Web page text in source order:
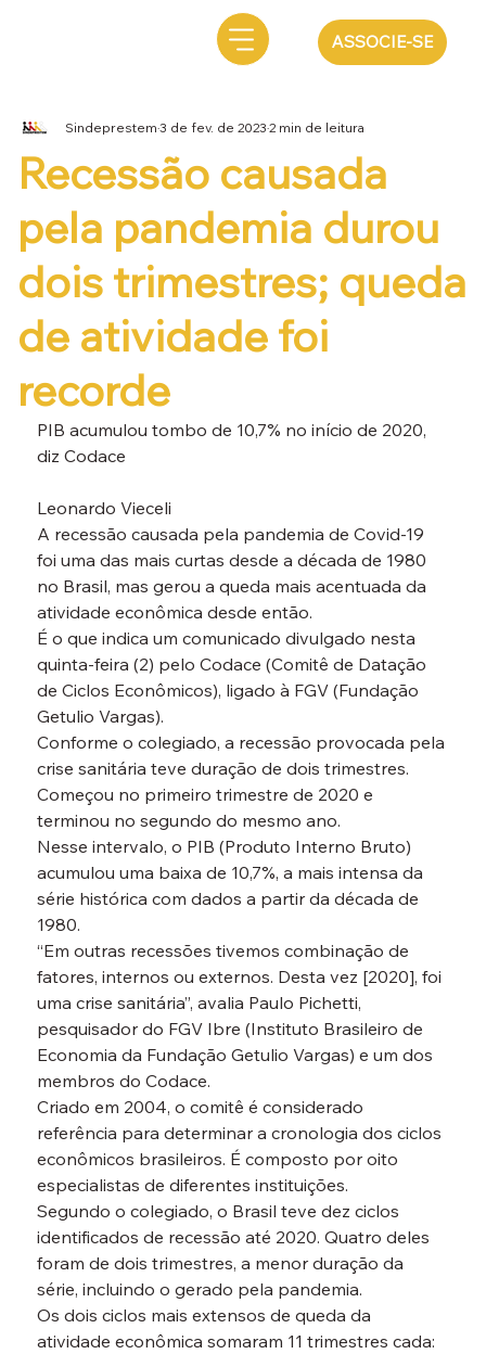
ASSOCIE-SE
Recessão causada
pela pandemia durou
dois trimestres; queda
de atividade foi
recorde
Sindeprestem3 de fev. de 20232 min de leitura
PIB acumulou tombo de 10,7% no início de 2020,
diz Codace
Leonardo Vieceli
A recessão causada pela pandemia de Covid-19
foi uma das mais curtas desde a década de 1980
no Brasil, mas gerou a queda mais acentuada da
atividade econômica desde então.
É o que indica um comunicado divulgado nesta
quinta-feira (2) pelo Codace (Comitê de Datação
de Ciclos Econômicos), ligado à FGV (Fundação
Getulio Vargas).
Conforme o colegiado, a recessão provocada pela
crise sanitária teve duração de dois trimestres.
Começou no primeiro trimestre de 2020 e
terminou no segundo do mesmo ano.
Nesse intervalo, o PIB (Produto Interno Bruto)
acumulou uma baixa de 10,7%, a mais intensa da
série histórica com dados a partir da década de
1980.
“Em outras recessões tivemos combinação de
fatores, internos ou externos. Desta vez [2020], foi
uma crise sanitária”, avalia Paulo Pichetti,
pesquisador do FGV Ibre (Instituto Brasileiro de
Economia da Fundação Getulio Vargas) e um dos
membros do Codace.
Criado em 2004, o comitê é considerado
referência para determinar a cronologia dos ciclos
econômicos brasileiros. É composto por oito
especialistas de diferentes instituições.
Segundo o colegiado, o Brasil teve dez ciclos
identificados de recessão até 2020. Quatro deles
foram de dois trimestres, a menor duração da
série, incluindo o gerado pela pandemia.
Os dois ciclos mais extensos de queda da
atividade econômica somaram 11 trimestres cada: